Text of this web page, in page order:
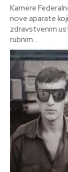
Kamere
nove aparate
zdravstvenim
rubnim...